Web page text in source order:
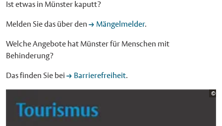
Ist etwas in Münster kaputt?
Melden Sie das über den Mängelmelder.
Welche Angebote hat Münster für Menschen mit
Behinderung?
Das finden Sie bei Barrierefreiheit.
©